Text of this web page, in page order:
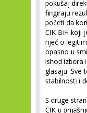
pokušaj
fingiraju
početi da
CIK BiH koji
riječ o
opasno u
ishod izbora
glasaju. Sve
stabilnosti i
S druge
CIK u